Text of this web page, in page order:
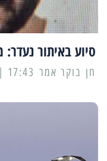
סיוע באיתור
17:43 | 30/03/2025